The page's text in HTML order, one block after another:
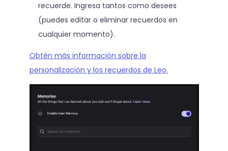
recuerde. Ingresa tantos como desees
(puedes editar o eliminar recuerdos en
cualquier momento).
Obtén más información sobre la
personalización y los recuerdos de Leo.